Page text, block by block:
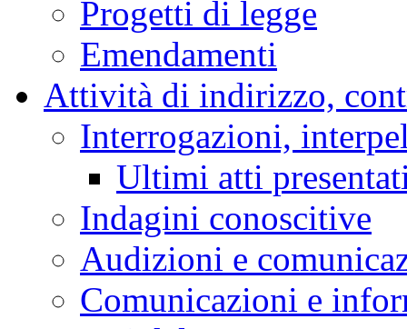
Progetti di legge
Emendamenti
Attività di indirizzo,
Interrogazioni,
Ultimi atti
Indagini conoscitive
Audizioni e
Comunicazioni e